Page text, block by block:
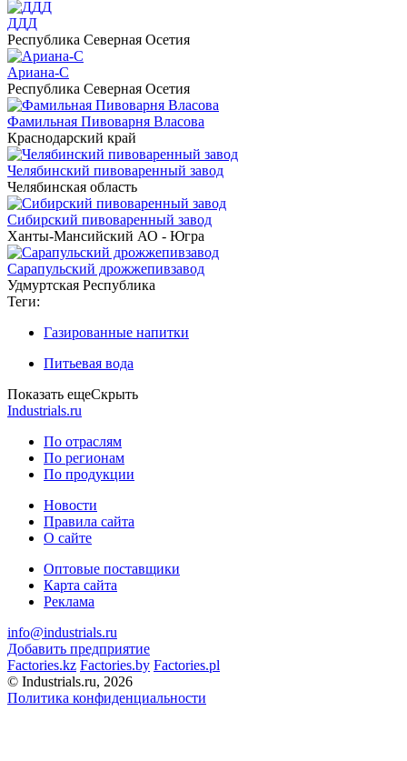
ДДД
Республика Северная Осетия
Ариана-С
Республика Северная Осетия
Фамильная Пивоварня Власова
Краснодарский край
Челябинский пивоваренный завод
Челябинская область
Сибирский пивоваренный завод
Ханты-Мансийский АО - Югра
Сарапульский дрожжепивзавод
Удмуртская Республика
Теги:
Газированные напитки
Питьевая вода
Показать ещеСкрыть
Industrials.ru
По отраслям
По регионам
По продукции
Новости
Правила сайта
О сайте
Оптовые поставщики
Карта сайта
Реклама
info@industrials.ru
Добавить предприятие
Factories.kz Factories.by Factories.pl
© Industrials.ru, 2026
Политика конфиденциальности